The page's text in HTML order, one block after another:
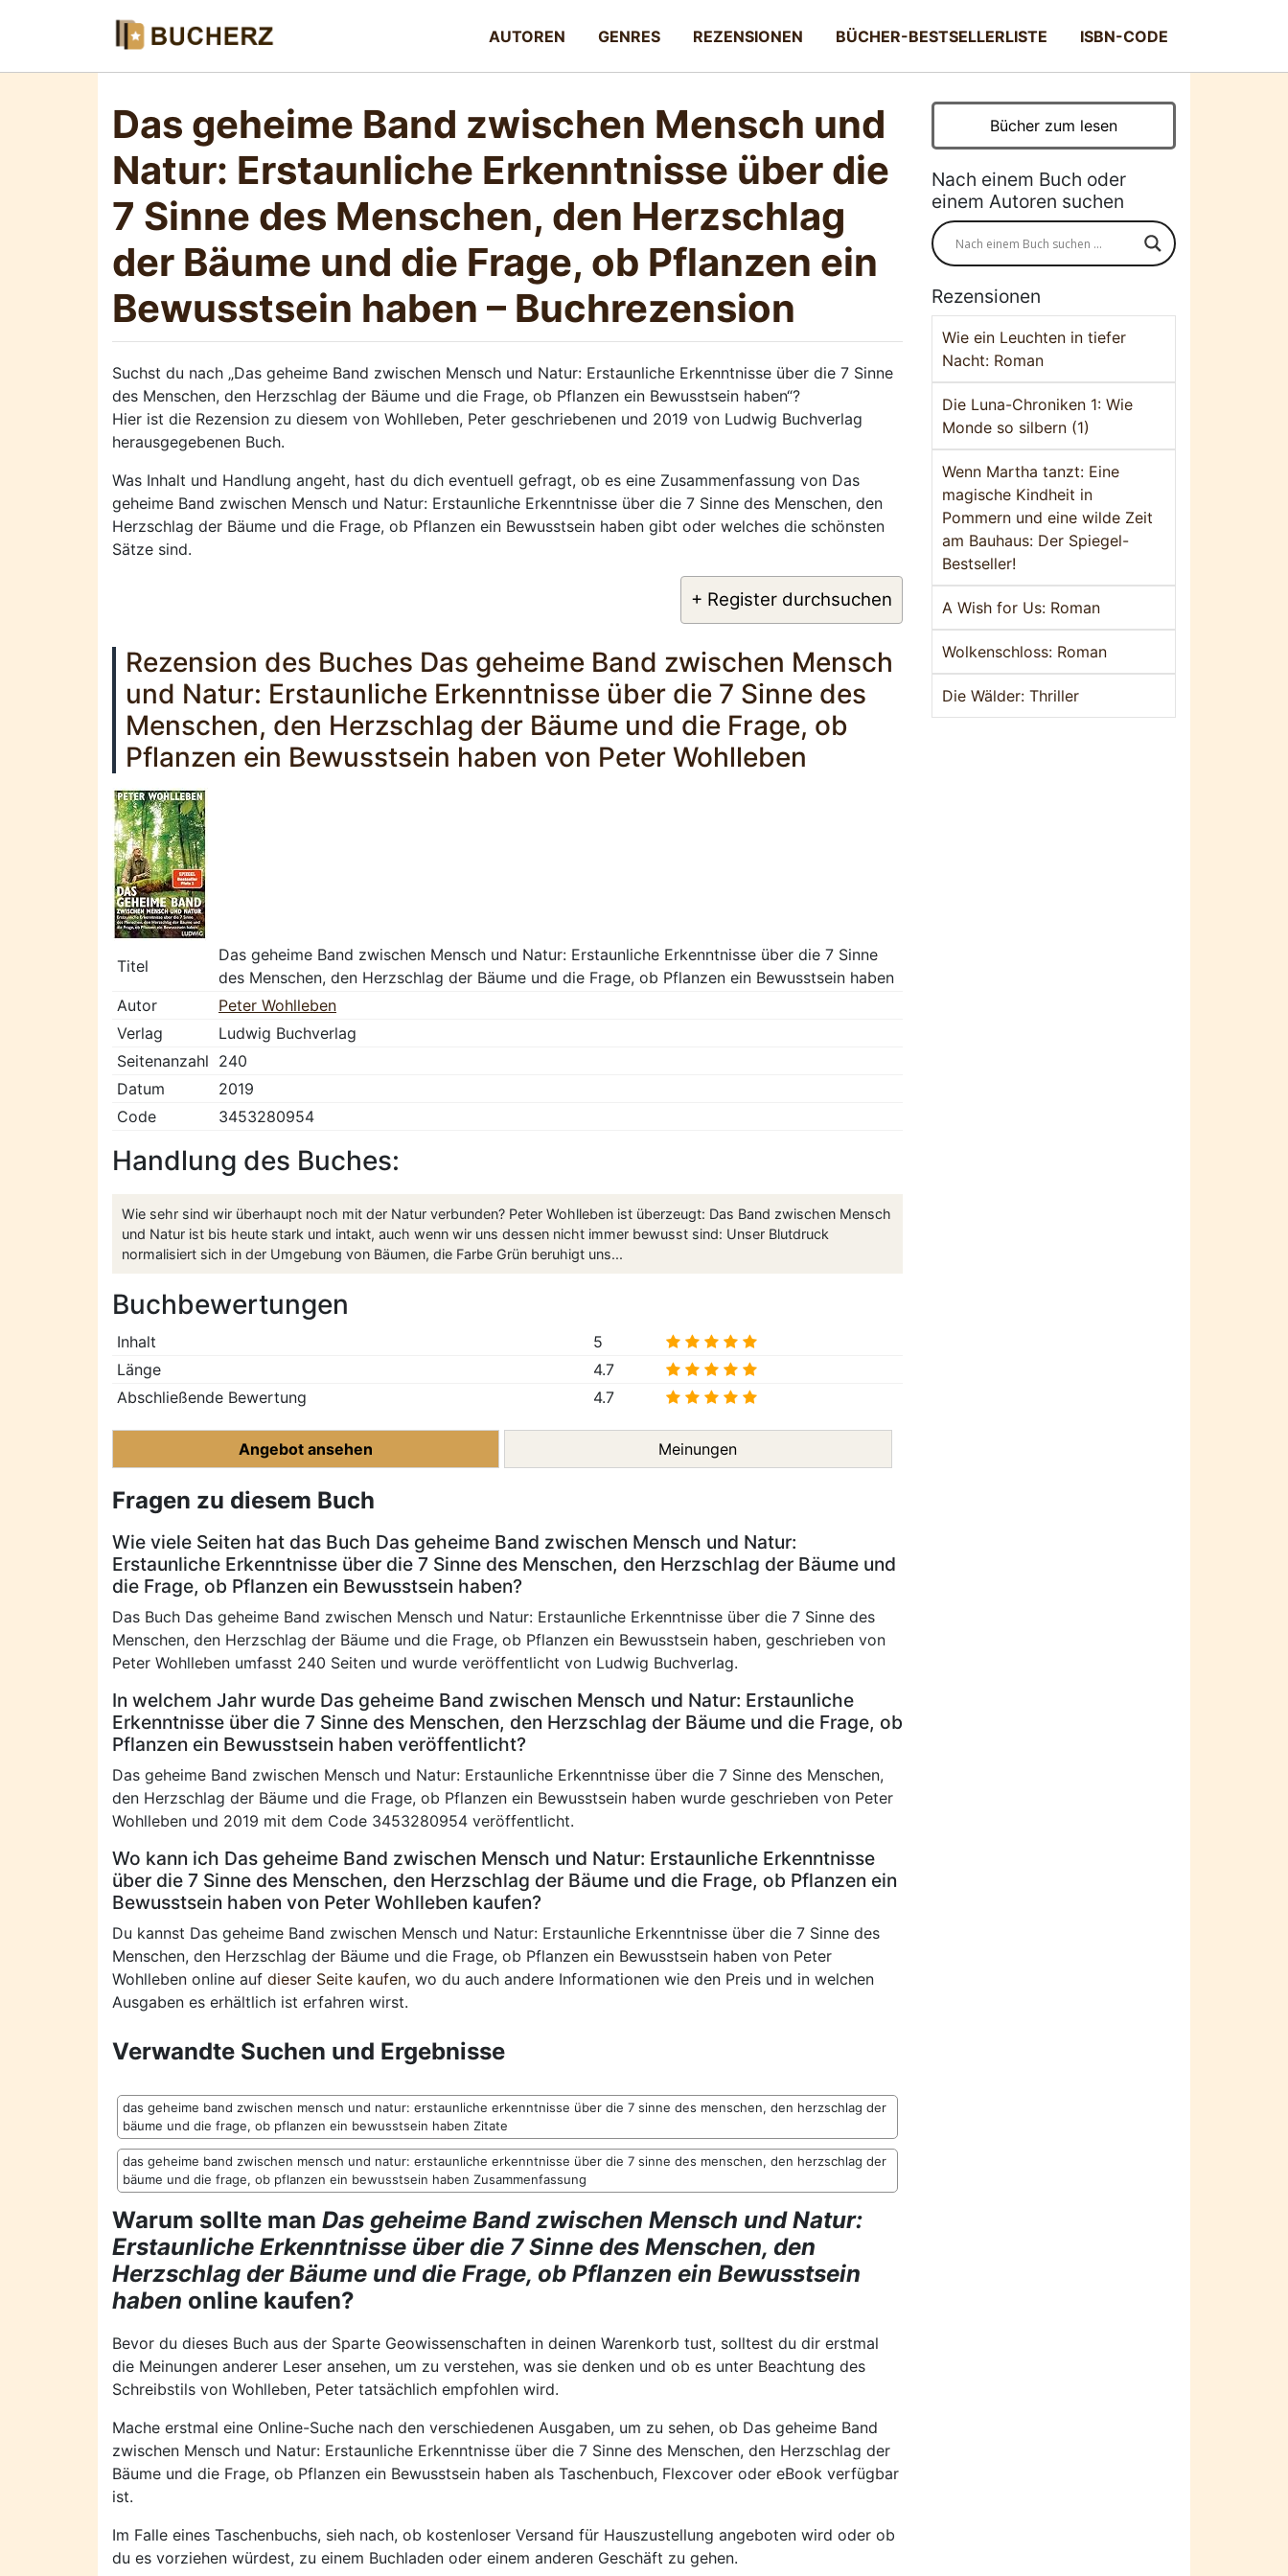
AUTOREN GENRES REZENSIONEN BÜCHER-BESTSELLERLISTE ISBN-CODE
Das geheime Band zwischen Mensch und
Natur: Erstaunliche Erkenntnisse über die
7 Sinne des Menschen, den Herzschlag
der Bäume und die Frage, ob Pflanzen ein
Bewusstsein haben – Buchrezension
Suchst du nach „Das geheime Band zwischen Mensch und Natur: Erstaunliche Erkenntnisse über die 7 Sinne
des Menschen, den Herzschlag der Bäume und die Frage, ob Pflanzen ein Bewusstsein haben“?
Hier ist die Rezension zu diesem von Wohlleben, Peter geschriebenen und 2019 von Ludwig Buchverlag
herausgegebenen Buch.
Was Inhalt und Handlung angeht, hast du dich eventuell gefragt, ob es eine Zusammenfassung von Das
geheime Band zwischen Mensch und Natur: Erstaunliche Erkenntnisse über die 7 Sinne des Menschen, den
Herzschlag der Bäume und die Frage, ob Pflanzen ein Bewusstsein haben gibt oder welches die schönsten
Sätze sind.
+ Register durchsuchen
Rezension des Buches Das geheime Band zwischen Mensch
und Natur: Erstaunliche Erkenntnisse über die 7 Sinne des
Menschen, den Herzschlag der Bäume und die Frage, ob
Pflanzen ein Bewusstsein haben von Peter Wohlleben
Titel
Das geheime Band zwischen Mensch und Natur: Erstaunliche Erkenntnisse über die 7 Sinne
des Menschen, den Herzschlag der Bäume und die Frage, ob Pflanzen ein Bewusstsein haben
Autor
Peter Wohlleben
Verlag
Ludwig Buchverlag
Seitenanzahl 240
Datum
2019
Code
3453280954
Handlung des Buches:
Wie sehr sind wir überhaupt noch mit der Natur verbunden? Peter Wohlleben ist überzeugt: Das Band zwischen Mensch
und Natur ist bis heute stark und intakt, auch wenn wir uns dessen nicht immer bewusst sind: Unser Blutdruck
normalisiert sich in der Umgebung von Bäumen, die Farbe Grün beruhigt uns...
Buchbewertungen
Inhalt
5
Länge
4.7
Abschließende Bewertung
4.7
Angebot ansehen Meinungen
Fragen zu diesem Buch
Wie viele Seiten hat das Buch Das geheime Band zwischen Mensch und Natur:
Erstaunliche Erkenntnisse über die 7 Sinne des Menschen, den Herzschlag der Bäume und
die Frage, ob Pflanzen ein Bewusstsein haben?
Das Buch Das geheime Band zwischen Mensch und Natur: Erstaunliche Erkenntnisse über die 7 Sinne des
Menschen, den Herzschlag der Bäume und die Frage, ob Pflanzen ein Bewusstsein haben, geschrieben von
Peter Wohlleben umfasst 240 Seiten und wurde veröffentlicht von Ludwig Buchverlag.
In welchem Jahr wurde Das geheime Band zwischen Mensch und Natur: Erstaunliche
Erkenntnisse über die 7 Sinne des Menschen, den Herzschlag der Bäume und die Frage, ob
Pflanzen ein Bewusstsein haben veröffentlicht?
Das geheime Band zwischen Mensch und Natur: Erstaunliche Erkenntnisse über die 7 Sinne des Menschen,
den Herzschlag der Bäume und die Frage, ob Pflanzen ein Bewusstsein haben wurde geschrieben von Peter
Wohlleben und 2019 mit dem Code 3453280954 veröffentlicht.
Wo kann ich Das geheime Band zwischen Mensch und Natur: Erstaunliche Erkenntnisse
über die 7 Sinne des Menschen, den Herzschlag der Bäume und die Frage, ob Pflanzen ein
Bewusstsein haben von Peter Wohlleben kaufen?
Du kannst Das geheime Band zwischen Mensch und Natur: Erstaunliche Erkenntnisse über die 7 Sinne des
Menschen, den Herzschlag der Bäume und die Frage, ob Pflanzen ein Bewusstsein haben von Peter
Wohlleben online auf dieser Seite kaufen, wo du auch andere Informationen wie den Preis und in welchen
Ausgaben es erhältlich ist erfahren wirst.
Verwandte Suchen und Ergebnisse
das geheime band zwischen mensch und natur: erstaunliche erkenntnisse über die 7 sinne des menschen, den herzschlag der
bäume und die frage, ob pflanzen ein bewusstsein haben Zitate
das geheime band zwischen mensch und natur: erstaunliche erkenntnisse über die 7 sinne des menschen, den herzschlag der
bäume und die frage, ob pflanzen ein bewusstsein haben Zusammenfassung
Warum sollte man Das geheime Band zwischen Mensch und Natur:
Erstaunliche Erkenntnisse über die 7 Sinne des Menschen, den
Herzschlag der Bäume und die Frage, ob Pflanzen ein Bewusstsein
haben online kaufen?
Bevor du dieses Buch aus der Sparte Geowissenschaften in deinen Warenkorb tust, solltest du dir erstmal
die Meinungen anderer Leser ansehen, um zu verstehen, was sie denken und ob es unter Beachtung des
Schreibstils von Wohlleben, Peter tatsächlich empfohlen wird.
Mache erstmal eine Online-Suche nach den verschiedenen Ausgaben, um zu sehen, ob Das geheime Band
zwischen Mensch und Natur: Erstaunliche Erkenntnisse über die 7 Sinne des Menschen, den Herzschlag der
Bäume und die Frage, ob Pflanzen ein Bewusstsein haben als Taschenbuch, Flexcover oder eBook verfügbar
ist.
Im Falle eines Taschenbuchs, sieh nach, ob kostenloser Versand für Hauszustellung angeboten wird oder ob
du es vorziehen würdest, zu einem Buchladen oder einem anderen Geschäft zu gehen.
Bücher zum lesen
Nach einem Buch oder
einem Autoren suchen
Rezensionen
Wie ein Leuchten in tiefer
Nacht: Roman
Die Luna-Chroniken 1: Wie
Monde so silbern (1)
Wenn Martha tanzt: Eine
magische Kindheit in
Pommern und eine wilde Zeit
am Bauhaus: Der Spiegel-
Bestseller!
A Wish for Us: Roman
Wolkenschloss: Roman
Die Wälder: Thriller